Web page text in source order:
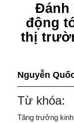
Đánh
động
thị
Nguyễn
Từ khóa:
Tăng trưởng